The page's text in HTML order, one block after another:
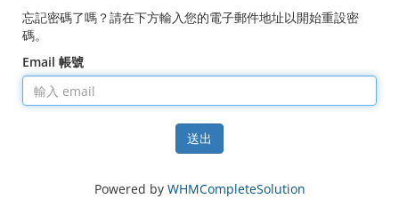
忘記密碼了嗎？請在下方輸入您的電子郵件地址以開始重設密
碼。
Email 帳號
送出
Powered by WHMCompleteSolution